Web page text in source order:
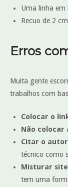
Uma linha em
Recuo de 2
Erros
Muita gente
trabalhos com
Colocar o
Não colocar
Citar o
técnico como
Misturar
tem uma